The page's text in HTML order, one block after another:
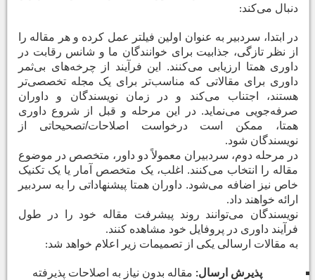
دنبال می‌کند:
در ابتدا، سردبیر به عنوان اولین فیلتر عمل کرده و هر مقاله را
از نظر تازگی، جذابیت برای خوانندگان ما و شانس رقابت در
داوری همتا ارزیابی می‌کنند. این فرآیند از چرخه‌های بی‌ثمر
داوری برای مقالاتی که مناسب‌تر برای یک مجله تخصصی‌تر
هستند، اجتناب می‌کند و در زمان نویسندگان و داوران
صرفه‌جویی می‌نماید. در این مرحله و قبل از شروع داوری
همتا، ممکن است درخواست اصلاحات/تصحیحاتی از
نویسندگان شود.
در مرحله دوم، سردبیران معمولاً دو داور، متخصص در موضوع
مقاله را انتخاب می‌کنند. اغلب، یک متخصص آمار یا یک تکنیک
خاص نیز اضافه می‌شود. داوران همتا پیشنهاداتی را به سردبیر
ارائه خواهند داد.
نویسندگان می‌توانند روند پیشرفت مقاله خود را در طول
فرآیند داوری در پروفایل خود مشاهده کنند.
به مقالات ارسالی یکی از تصمیمات زیر اعلام خواهد شد:
پذیرش ارسال: مقاله بدون نیاز به اصلاحات پذیرفته